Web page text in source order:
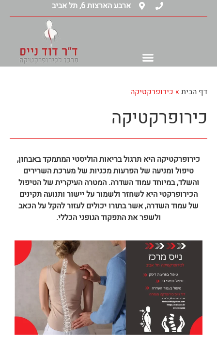
ארבע הארצות 6, תל אביב
דף הבית » כירופרקטיקה
כירופרקטיקה
כירופרקטיקה היא תרגול בריאות הוליסטי המתמקד באבחון,
טיפול ומניעה של הפרעות מכניות של מערכת השרירים
והשלד, במיוחד עמוד השדרה. המטרה העיקרית של הטיפול
הכירופרקטי היא לשחזר ולשמור על יישור ותנועה תקינים
של עמוד השדרה, אשר בתורו יכולים לעזור להקל על הכאב
ולשפר את התפקוד הגופני הכללי.